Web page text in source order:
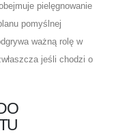
pielęgnowanie
pomyślnej
ważną rolę w
jeśli chodzi o